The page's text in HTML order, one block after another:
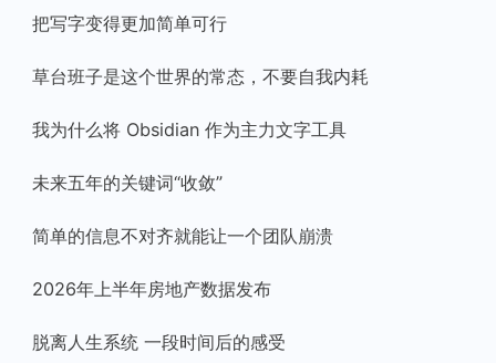
把写字变得更加简单可行
草台班子是这个世界的常态，不要自我内耗
我为什么将 Obsidian 作为主力文字工具
未来五年的关键词“收敛”
简单的信息不对齐就能让一个团队崩溃
2026年上半年房地产数据发布
脱离人生系统 一段时间后的感受